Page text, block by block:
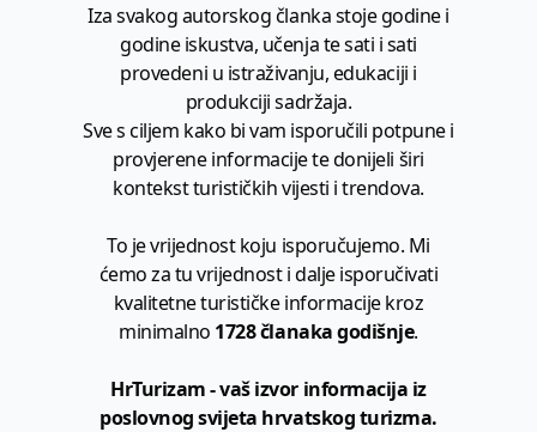
Iza svakog autorskog članka stoje godine i
godine iskustva, učenja te sati i sati
provedeni u istraživanju, edukaciji i
produkciji sadržaja.
Sve s ciljem kako bi vam isporučili potpune i
provjerene informacije te donijeli širi
kontekst turističkih vijesti i trendova.
To je vrijednost koju isporučujemo. Mi
ćemo za tu vrijednost i dalje isporučivati
kvalitetne turističke informacije kroz
minimalno 1728 članaka godišnje.
HrTurizam - vaš izvor informacija iz
poslovnog svijeta hrvatskog turizma.